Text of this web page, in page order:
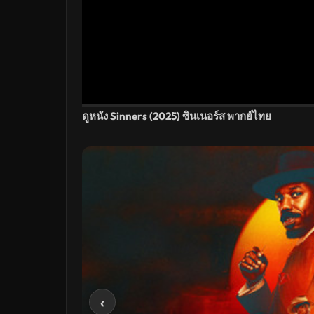
ดูหนัง Sinners (2025) ซินเนอร์ส พากย์ไทย
‹